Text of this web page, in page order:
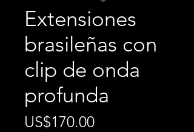
Extensiones
brasileñas con
clip de onda
profunda
US$170.00Precio